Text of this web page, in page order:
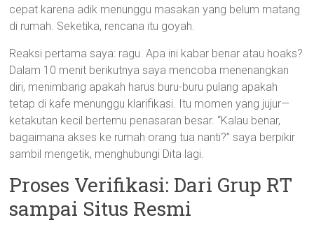
cepat karena adik menunggu masakan yang belum matang
di rumah. Seketika, rencana itu goyah.
Reaksi pertama saya: ragu. Apa ini kabar benar atau hoaks?
Dalam 10 menit berikutnya saya mencoba menenangkan
diri, menimbang apakah harus buru-buru pulang apakah
tetap di kafe menunggu klarifikasi. Itu momen yang jujur—
ketakutan kecil bertemu penasaran besar. “Kalau benar,
bagaimana akses ke rumah orang tua nanti?” saya berpikir
sambil mengetik, menghubungi Dita lagi.
Proses Verifikasi: Dari Grup RT
sampai Situs Resmi